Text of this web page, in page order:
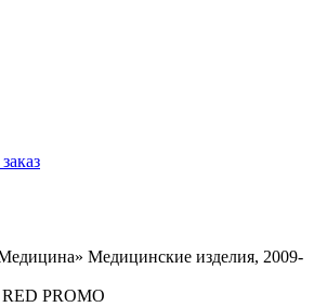
Медицинские изделия, 2009-
PROMO